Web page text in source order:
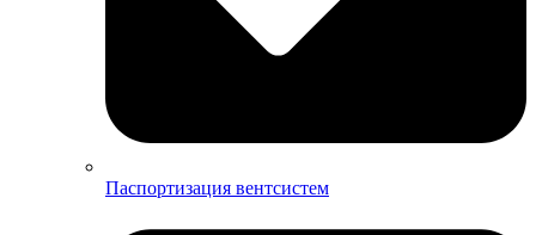
Паспортизация вентсистем